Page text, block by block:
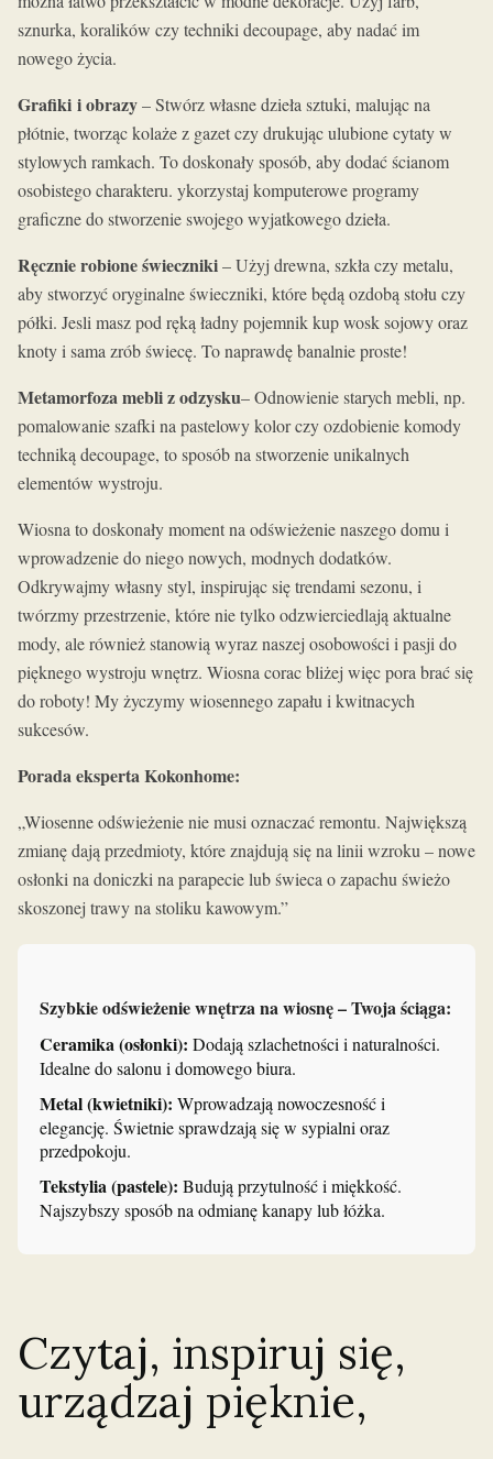
sznurka, koralików czy techniki decoupage, aby nadać im
nowego życia.
Grafiki i obrazy– Stwórz własne dzieła sztuki, malując na
płótnie, tworząc kolaże z gazet czy drukując ulubione cytaty w
stylowych ramkach. To doskonały sposób, aby dodać ścianom
osobistego charakteru. ykorzystaj komputerowe programy
graficzne do stworzenie swojego wyjatkowego dzieła.
Ręcznie robione świeczniki– Użyj drewna, szkła czy metalu,
aby stworzyć oryginalne świeczniki, które będą ozdobą stołu czy
półki. Jesli masz pod ręką ładny pojemnik kup wosk sojowy oraz
knoty i sama zrób świecę. To naprawdę banalnie proste!
Metamorfoza mebli z odzysku– Odnowienie starych mebli, np.
pomalowanie szafki na pastelowy kolor czy ozdobienie komody
techniką decoupage, to sposób na stworzenie unikalnych
elementów wystroju.
Wiosna to doskonały moment na odświeżenie naszego domu i
wprowadzenie do niego nowych, modnych dodatków.
Odkrywajmy własny styl, inspirując się trendami sezonu, i
twórzmy przestrzenie, które nie tylko odzwierciedlają aktualne
mody, ale również stanowią wyraz naszej osobowości i pasji do
pięknego wystroju wnętrz. Wiosna corac bliżej więc pora brać się
do roboty! My życzymy wiosennego zapału i kwitnacych
sukcesów.
Porada eksperta Kokonhome:
„Wiosenne odświeżenie nie musi oznaczać remontu. Największą
zmianę dają przedmioty, które znajdują się na linii wzroku – nowe
osłonki na doniczki na parapecie lub świeca o zapachu świeżo
skoszonej trawy na stoliku kawowym.”
Szybkie odświeżenie wnętrza na wiosnę – Twoja ściąga:
Ceramika (osłonki): Dodają szlachetności i naturalności.
Idealne do salonu i domowego biura.
Metal (kwietniki): Wprowadzają nowoczesność i
elegancję. Świetnie sprawdzają się w sypialni oraz
przedpokoju.
Tekstylia (pastele): Budują przytulność i miękkość.
Najszybszy sposób na odmianę kanapy lub łóżka.
Czytaj, inspiruj się,
urządzaj pięknie,